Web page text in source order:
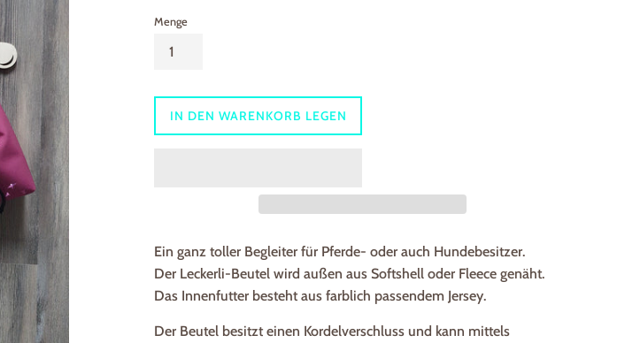
Menge
IN DEN WARENKORB LEGEN
Ein ganz toller Begleiter für Pferde- oder auch Hundebesitzer.
Der Leckerli-Beutel wird außen aus Softshell oder Fleece genäht.
Das Innenfutter besteht aus farblich passendem Jersey.
Der Beutel besitzt einen Kordelverschluss und kann mittels